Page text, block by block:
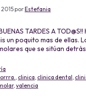
porEstefania
TARDES A
un poquito mas de ellas.
que se sitúan
clinica clinica dental
, valencia